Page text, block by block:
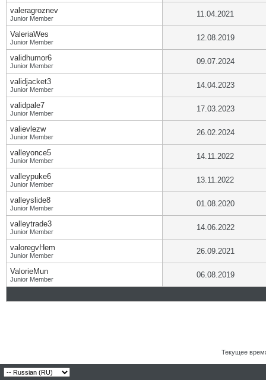
valeragroznev
Junior Member 11.04.2021
ValeriaWes
Junior Member 12.08.2019
validhumor6
Junior Member 09.07.2024
validjacket3
Junior Member 14.04.2023
validpale7
Junior Member 17.03.2023
valievlezw
Junior Member 26.02.2024
valleyonce5
Junior Member 14.11.2022
valleypuke6
Junior Member 13.11.2022
valleyslide8
Junior Member 01.08.2020
valleytrade3
Junior Member 14.06.2022
valoregvHem
Junior Member 26.09.2021
ValorieMun
Junior Member 06.08.2019
Текущее